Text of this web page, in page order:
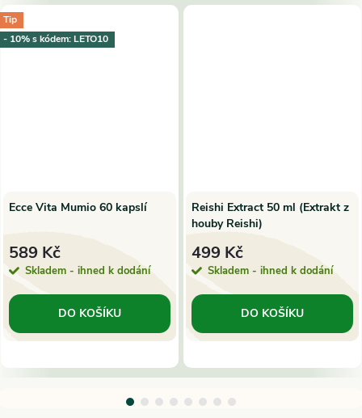
Tip
- 10% s kódem: LETO10
Ecce Vita Mumio 60 kapslí
589 Kč
Skladem - ihned k dodání
DO KOŠÍKU
Reishi Extract 50 ml (Extrakt z
houby Reishi)
499 Kč
Skladem - ihned k dodání
DO KOŠÍKU